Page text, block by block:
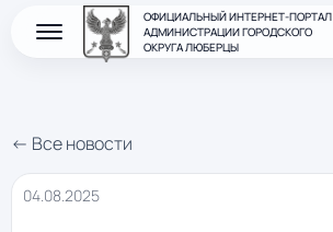
ОФИЦИАЛЬНЫЙ ИНТЕРНЕТ-ПОРТАЛ
АДМИНИСТРАЦИИ ГОРОДСКОГО
ОКРУГА ЛЮБЕРЦЫ
← Все новости
04.08.2025